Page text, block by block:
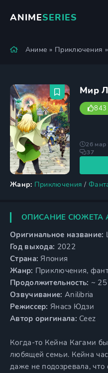
ANIMESERIES
Аниме » Приключения
Мир
843
Жанр: Приключения /
26 мар
37
ОПИСАНИЕ СЮЖЕТА
Оригинальное название:
Год выхода: 2022
Страна: Япония
Жанр: Приключения,
Продолжительность: ~
Озвучивание: Anilibria
Режиссер: Янасэ Юдзи
Автор оригинала: Ceez
Когда-то Кейна Кагами
любящей семьи. Кейна
даже не подозревала, что